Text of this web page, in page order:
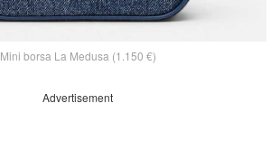
Mini borsa La Medusa (1.150 €)
Advertisement